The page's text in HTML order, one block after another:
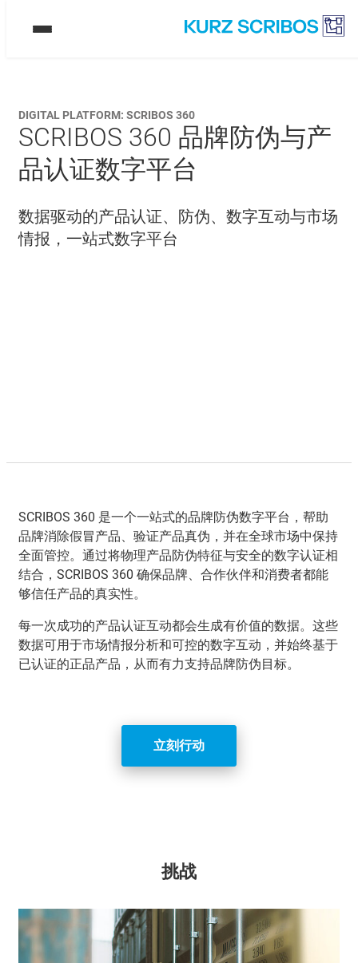
DIGITAL PLATFORM: SCRIBOS 360
SCRIBOS 360 品牌防伪与产
品认证数字平台
数据驱动的产品认证、防伪、数字互动与市场
情报，一站式数字平台
SCRIBOS 360 是一个一站式的品牌防伪数字平台，帮助
品牌消除假冒产品、验证产品真伪，并在全球市场中保持
全面管控。通过将物理产品防伪特征与安全的数字认证相
结合，SCRIBOS 360 确保品牌、合作伙伴和消费者都能
够信任产品的真实性。
每一次成功的产品认证互动都会生成有价值的数据。这些
数据可用于市场情报分析和可控的数字互动，并始终基于
已认证的正品产品，从而有力支持品牌防伪目标。
立刻行动
挑战